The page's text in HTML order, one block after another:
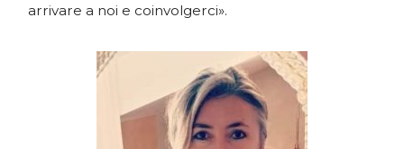
arrivare a noi e coinvolgerci».